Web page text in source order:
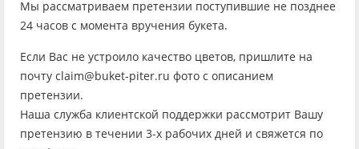
Мы рассматриваем претензии поступившие не позднее
24 часов с момента вручения букета.
Если Вас не устроило качество цветов, пришлите на
почту claim@buket-piter.ru фото с описанием
претензии.
Наша служба клиентской поддержки рассмотрит Вашу
претензию в течении 3-х рабочих дней и свяжется по